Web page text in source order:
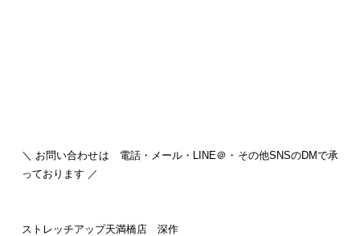
＼ お問い合わせは 電話・メール・LINE＠・その他SNSのDMで承
っております ／
ストレッチアップ天満橋店 深作